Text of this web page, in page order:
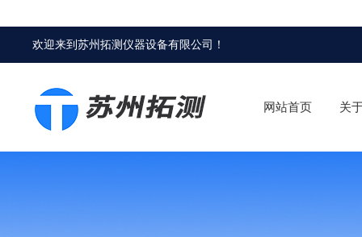
欢迎来到苏州拓测仪器设备有限公司 ！
网站首页 关